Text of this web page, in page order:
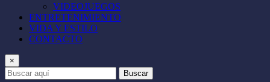
VIDEOJUEGOS
ENTRETENIMIENTO
VIDA Y ESTILO
CONTACTO
×
Buscar